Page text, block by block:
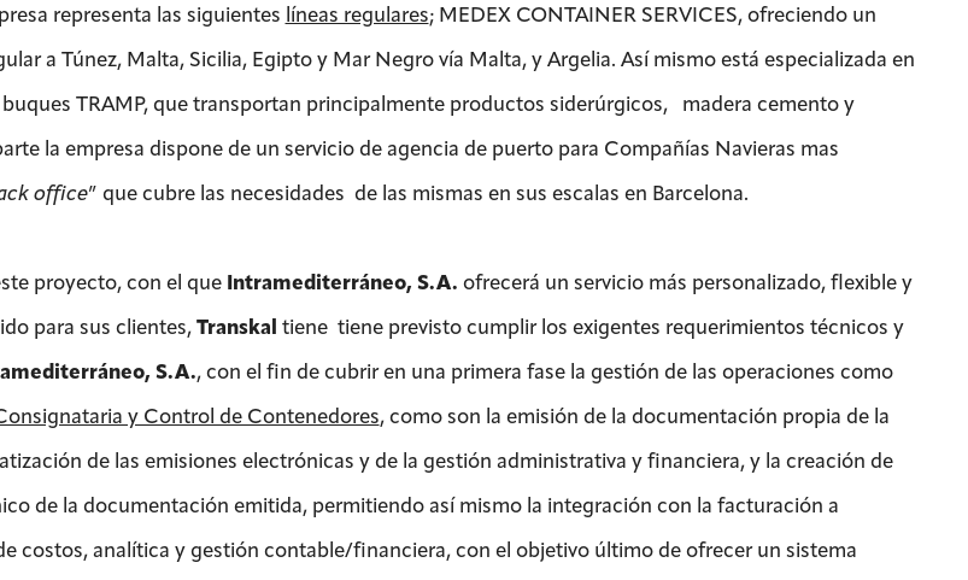
representa las siguientes líneas regulares; MEDEX CONTAINER SERVICES, ofreciendo un
a Túnez, Malta, Sicilia, Egipto y Mar Negro vía Malta, y Argelia. Así mismo está especializada en
TRAMP, que transportan principalmente productos siderúrgicos, madera cemento y
la empresa dispone de un servicio de agencia de puerto para Compañías Navieras mas
office” que cubre las necesidades de las mismas en sus escalas en Barcelona.
proyecto, con el que Intramediterráneo, S.A. ofrecerá un servicio más personalizado, flexible y
para sus clientes, Transkal tiene tiene previsto cumplir los exigentes requerimientos técnicos y
S.A., con el fin de cubrir en una primera fase la gestión de las operaciones como
y Control de Contenedores, como son la emisión de la documentación propia de la
de las emisiones electrónicas y de la gestión administrativa y financiera, y la creación de
de la documentación emitida, permitiendo así mismo la integración con la facturación a
costos, analítica y gestión contable/financiera, con el objetivo último de ofrecer un sistema